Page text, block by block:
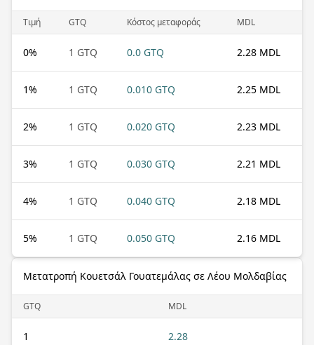
Τιμή GTQ Κόστος μεταφοράς MDL
0% 1 GTQ 0.0 GTQ 2.28 MDL
1% 1 GTQ 0.010 GTQ 2.25 MDL
2% 1 GTQ 0.020 GTQ 2.23 MDL
3% 1 GTQ 0.030 GTQ 2.21 MDL
4% 1 GTQ 0.040 GTQ 2.18 MDL
5% 1 GTQ 0.050 GTQ 2.16 MDL
Μετατροπή Κουετσάλ Γουατεμάλας σε Λέου Μολδαβίας
GTQ MDL
1 2.28